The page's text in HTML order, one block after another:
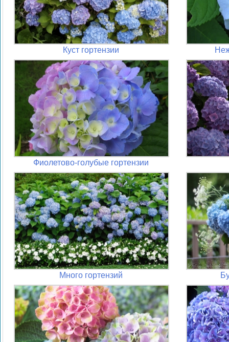
Куст гортензии
Фиолетово-голубые гортензии
Много гортензий